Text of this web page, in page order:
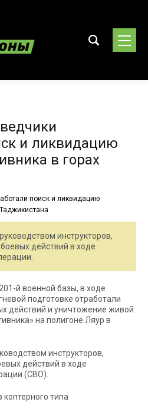
и ликвидацию
в горах
инструкторов,
действий в ходе
й военной базы, в ходе
подготовке отработали
действий и уничтожение живой
на полигоне Ляур в
инструкторов,
действий в ходе
(СВО).
типа